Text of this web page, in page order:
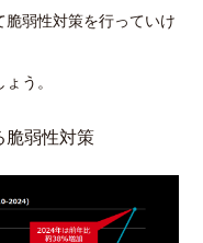
弱性対策を行っていけ
う。
弱性対策